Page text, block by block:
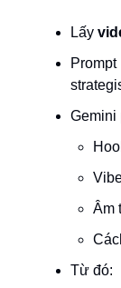
Lấy
Gemini
Âm
Từ đó: